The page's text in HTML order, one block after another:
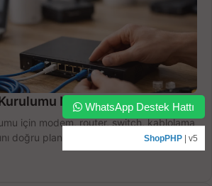
Nasıl Yapılır?
için modem, router, switch, kablolama
doğru planlayın, bütçeyi zorlamadan
WhatsApp Destek Hattı
ShopPHP | v5